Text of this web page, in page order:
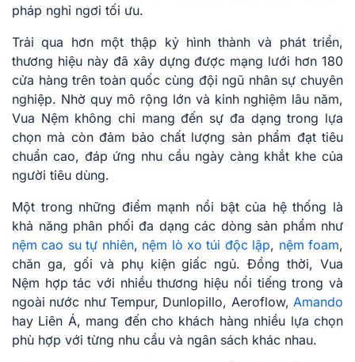
pháp nghỉ ngơi tối ưu.
Trải qua hơn một thập kỷ hình thành và phát triển,
thương hiệu này đã xây dựng được mạng lưới hơn 180
cửa hàng trên toàn quốc cùng đội ngũ nhân sự chuyên
nghiệp. Nhờ quy mô rộng lớn và kinh nghiệm lâu năm,
Vua Nệm không chỉ mang đến sự đa dạng trong lựa
chọn mà còn đảm bảo chất lượng sản phẩm đạt tiêu
chuẩn cao, đáp ứng nhu cầu ngày càng khắt khe của
người tiêu dùng.
Một trong những điểm mạnh nổi bật của hệ thống là
khả năng phân phối đa dạng các dòng sản phẩm như
nệm cao su tự nhiên, nệm lò xo túi độc lập, nệm foam,
chăn ga, gối và phụ kiện giấc ngủ. Đồng thời, Vua
Nệm hợp tác với nhiều thương hiệu nổi tiếng trong và
ngoài nước như Tempur, Dunlopillo, Aeroflow, Amando
hay Liên Á, mang đến cho khách hàng nhiều lựa chọn
phù hợp với từng nhu cầu và ngân sách khác nhau.